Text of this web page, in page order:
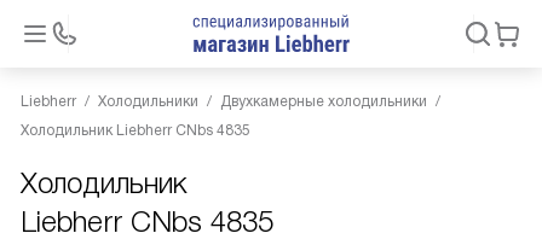
Liebherr Холодильники
Двухкамерные холодильники
Холодильник Liebherr CNbs 4835
Холодильник
Liebherr CNbs 4835